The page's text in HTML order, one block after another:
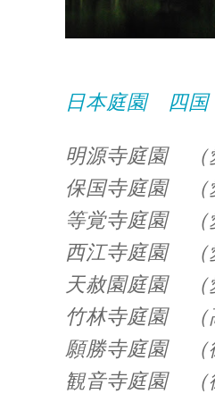
日本庭園 四国
明源寺庭園 （
保国寺庭園 （
等覚寺庭園 （
西江寺庭園 （
天赦園庭園 （
竹林寺庭園 （
願勝寺庭園 （
観音寺庭園 （